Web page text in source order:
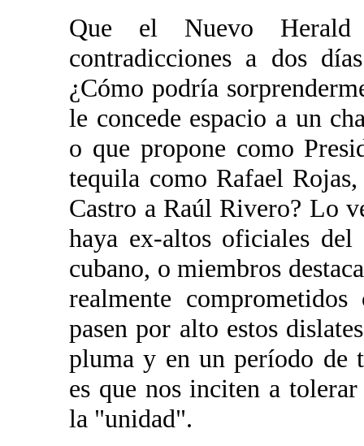
Que el Nuevo Herald
contradicciones a dos
¿Cómo podría
le concede espacio a un
o que propone como
tequila como Rafael
Castro a Raúl Rivero? Lo
haya ex-altos oficiales
cubano, o miembros
realmente
pasen por alto estos
pluma y en un período de
es que nos inciten a
la "unidad".